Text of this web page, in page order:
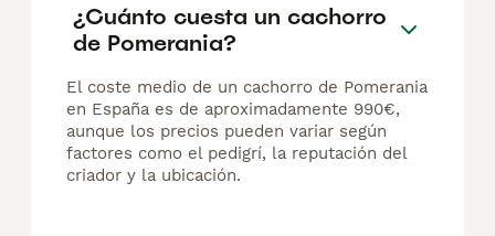
¿Cuánto cuesta un cachorro
de Pomerania?
El coste medio de un cachorro de Pomerania
en España es de aproximadamente 990€,
aunque los precios pueden variar según
factores como el pedigrí, la reputación del
criador y la ubicación.